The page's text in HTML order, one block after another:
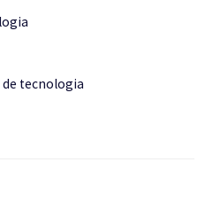
tecnologia